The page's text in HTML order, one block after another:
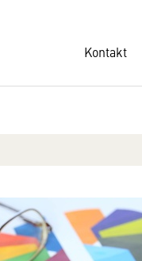
Kontakt